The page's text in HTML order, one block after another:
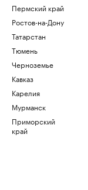
Пермский край
Ростов-на-Дону
Татарстан
Тюмень
Черноземье
Кавказ
Карелия
Мурманск
Приморский
край